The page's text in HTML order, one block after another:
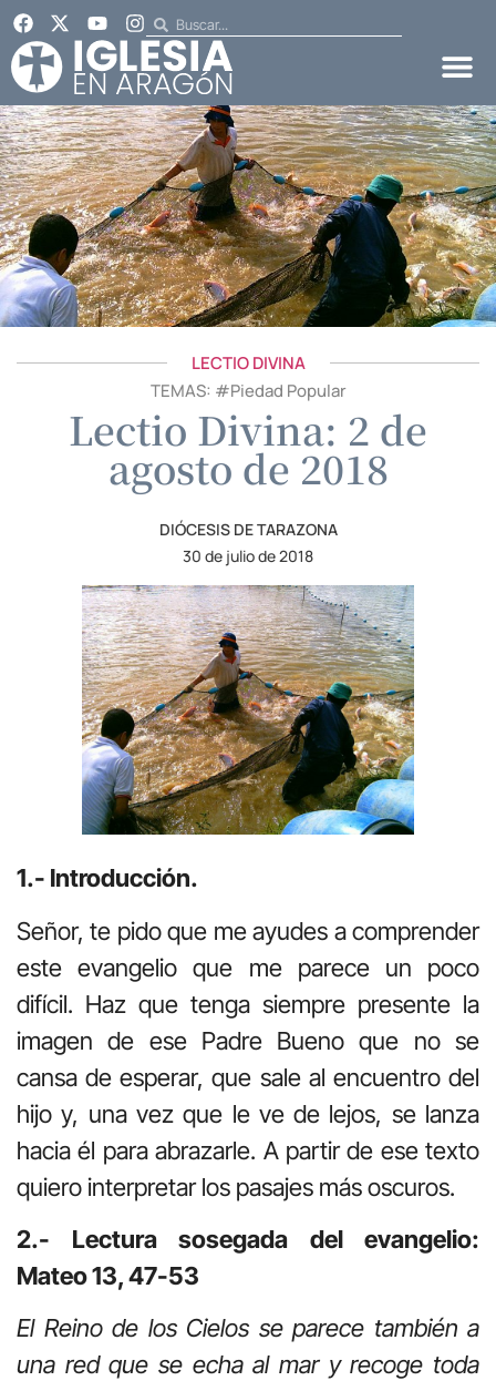
LECTIO DIVINA
TEMAS: #Piedad Popular
Lectio Divina: 2 de
agosto de 2018
DIÓCESIS DE TARAZONA
30 de julio de 2018
1.- Introducción.
Señor, te pido que me ayudes a comprender
este evangelio que me parece un poco
difícil. Haz que tenga siempre presente la
imagen de ese Padre Bueno que no se
cansa de esperar, que sale al encuentro del
hijo y, una vez que le ve de lejos, se lanza
hacia él para abrazarle. A partir de ese texto
quiero interpretar los pasajes más oscuros.
2.- Lectura sosegada del evangelio:
Mateo 13, 47-53
El Reino de los Cielos se parece también a
una red que se echa al mar y recoge toda